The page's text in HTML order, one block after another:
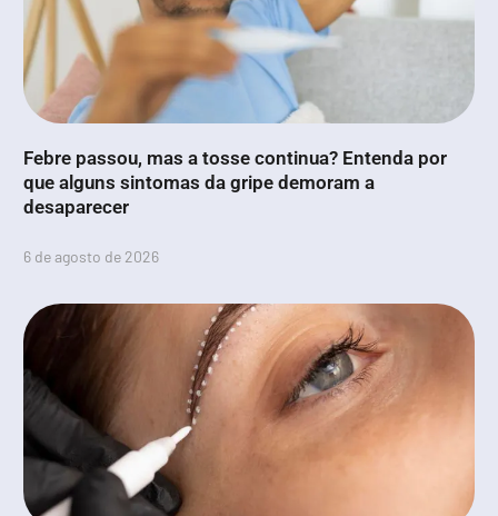
Febre passou, mas a tosse continua? Entenda por
que alguns sintomas da gripe demoram a
desaparecer
6 de agosto de 2026